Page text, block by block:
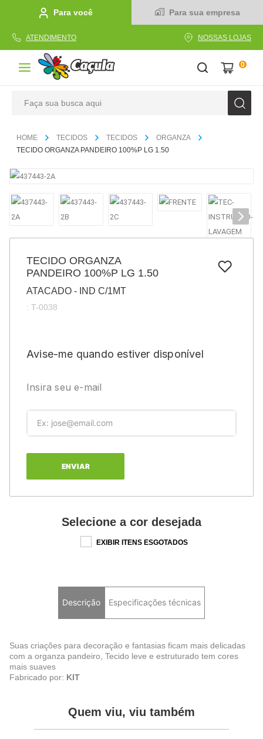
Para você Para sua empresa
ATENDIMENTO NOSSAS LOJAS
0
TECIDOS TECIDOS
ORGANZA
TECIDO ORGANZA PANDEIRO 100%P LG 1.50
TECIDO ORGANZA
PANDEIRO 100%P LG 1.50
ATACADO - IND C/1MT
: T-0038
Avise-me quando estiver disponível
Insira seu e-mail
ENVIAR
Selecione a cor desejada
EXIBIR ITENS ESGOTADOS
Descrição Especificações técnicas
Suas criações para decoração e fantasias ficam mais delicadas
com a organza pandeiro, Tecido leve e estruturado tem cores
mais suaves
Fabricado por: KIT
Quem viu, viu também
1º caderno
2
pincel
cola
barbante